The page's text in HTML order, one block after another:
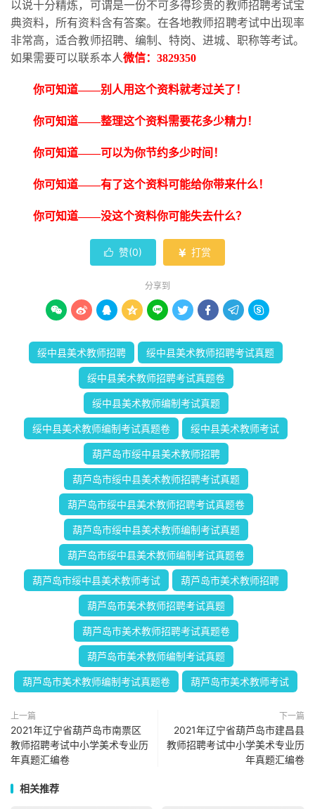
以说十分精炼，可谓是一份不可多得珍贵的教师招聘考试宝
典资料，所有资料含有答案。在各地教师招聘考试中出现率
非常高，适合教师招聘、编制、特岗、进城、职称等考试。
如果需要可以联系本人微信： 3829350
你可知道——别人用这个资料就考过关了！
你可知道——整理这个资料需要花多少精力！
你可知道——可以为你节约多少时间！
你可知道——有了这个资料可能给你带来什么！
你可知道——没这个资料你可能失去什么？
 赞(0)  打赏
分享到
        
绥中县美术教师招聘 绥中县美术教师招聘考试真题
绥中县美术教师招聘考试真题卷
绥中县美术教师编制考试真题
绥中县美术教师编制考试真题卷 绥中县美术教师考试
葫芦岛市绥中县美术教师招聘
葫芦岛市绥中县美术教师招聘考试真题
葫芦岛市绥中县美术教师招聘考试真题卷
葫芦岛市绥中县美术教师编制考试真题
葫芦岛市绥中县美术教师编制考试真题卷
葫芦岛市绥中县美术教师考试 葫芦岛市美术教师招聘
葫芦岛市美术教师招聘考试真题
葫芦岛市美术教师招聘考试真题卷
葫芦岛市美术教师编制考试真题
葫芦岛市美术教师编制考试真题卷 葫芦岛市美术教师考试
上一篇
2021年辽宁省葫芦岛市南票区
教师招聘考试中小学美术专业历
年真题汇编卷
下一篇
2021年辽宁省葫芦岛市建昌县
教师招聘考试中小学美术专业历
年真题汇编卷
相关推荐